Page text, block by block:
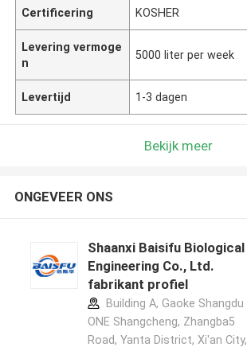
Certificering KOSHER
Levering vermoge
n
5000 liter per week
Levertijd 1-3 dagen
Bekijk meer
ONGEVEER ONS
Shaanxi Baisifu Biological
Engineering Co., Ltd.
fabrikant profiel
Building A, Gaoke Shangdu
ONE Shangcheng, Zhangba5
Road, Yanta District, Xi'an City,